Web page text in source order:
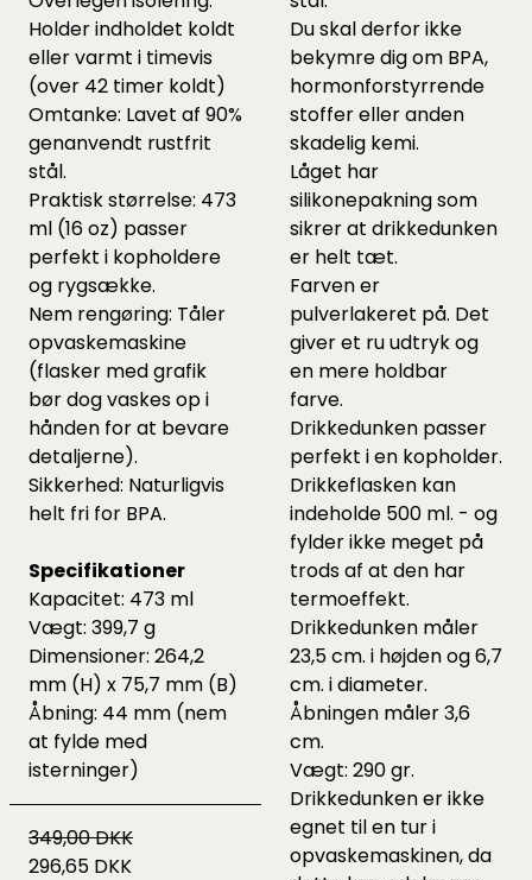
Holder indholdet koldt
eller varmt i timevis
(over 42 timer koldt)
Omtanke: Lavet af 90%
genanvendt rustfrit
stål.
Praktisk størrelse: 473
ml (16 oz) passer
perfekt i kopholdere
og rygsække.
Nem rengøring: Tåler
opvaskemaskine
(flasker med grafik
bør dog vaskes op i
hånden for at bevare
detaljerne).
Sikkerhed: Naturligvis
helt fri for BPA.
Specifikationer
Kapacitet: 473 ml
Vægt: 399,7 g
Dimensioner: 264,2
mm (H) x 75,7 mm (B)
Åbning: 44 mm (nem
at fylde med
isterninger)
349,00 DKK
296,65 DKK
Du skal derfor ikke
bekymre dig om BPA,
hormonforstyrrende
stoffer eller anden
skadelig kemi.
Låget har
silikonepakning som
sikrer at drikkedunken
er helt tæt.
Farven er
pulverlakeret på. Det
giver et ru udtryk og
en mere holdbar
farve.
Drikkedunken passer
perfekt i en kopholder.
Drikkeflasken kan
indeholde 500 ml. - og
fylder ikke meget på
trods af at den har
termoeffekt.
Drikkedunken måler
23,5 cm. i højden og 6,7
cm. i diameter.
Åbningen måler 3,6
cm.
Vægt: 290 gr.
Drikkedunken er ikke
egnet til en tur i
opvaskemaskinen, da